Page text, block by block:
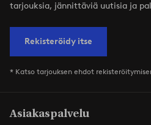
tarjouksia, jännittäviä uutisia ja
Rekisteröidy itse
* Katso tarjouksen ehdot
Asiakaspalvelu